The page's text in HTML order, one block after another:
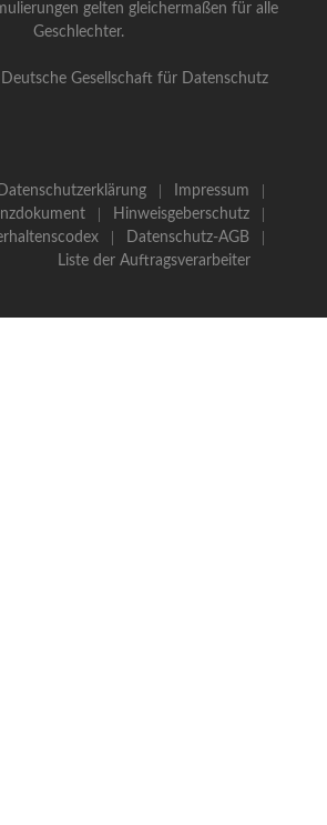
gelten gleichermaßen für alle
Geschlechter.
Gesellschaft für Datenschutz
Datenschutzerklärung
Impressum
Hinweisgeberschutz
Datenschutz-AGB
Liste der Auftragsverarbeiter